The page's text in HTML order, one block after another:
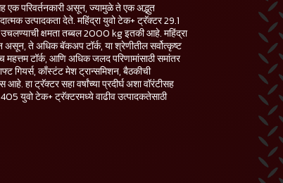
एक परिवर्तनकारी असून, ज्यामुळे ते एक अद्भुत
उत्पादकता देते. महिंद्रा युवो टेक+ ट्रॅक्टर 29.1
क्षमता तब्बल 2000 kg इतकी आहे. महिंद्रा
ते अधिक बॅकअप टॉर्क, या श्रेणीतील सर्वोत्कृष्ट
टॉर्क, आणि अधिक जलद परिणामांसाठी समांतर
गियर्स, काँस्टंट मेश ट्रान्समिशन, बैठकीची
हा ट्रॅक्टर सहा वर्षांच्या प्रदीर्घ अशा वॉरंटीसह
युवो टेक+ ट्रॅक्टरमध्ये वाढीव उत्पादकतेसाठी